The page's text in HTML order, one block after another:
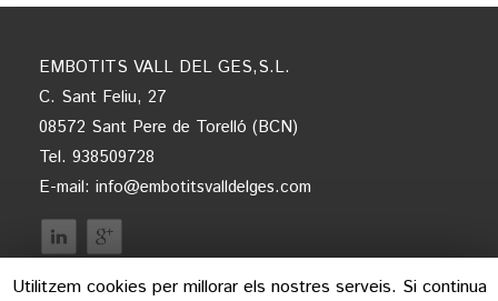
EMBOTITS VALL DEL GES,S.L.
C. Sant Feliu, 27
08572 Sant Pere de Torelló (BCN)
Tel. 938509728
E-mail: info@embotitsvalldelges.com
Utilitzem cookies per millorar els nostres serveis. Si continua